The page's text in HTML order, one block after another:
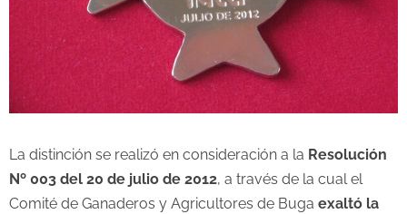
La distinción se realizó en consideración a la Resolución
Nº 003 del 20 de julio de 2012, a través de la cual el
Comité de Ganaderos y Agricultores de Buga exaltó la